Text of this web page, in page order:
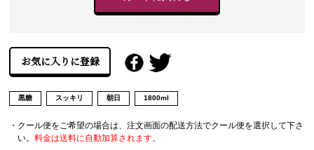
黒糖 スッキリ 朝日 1800ml
・クール便をご希望の場合は、注文画面の配送方法でクール便を選択して下さ
い。料金は送料に自動加算されます。